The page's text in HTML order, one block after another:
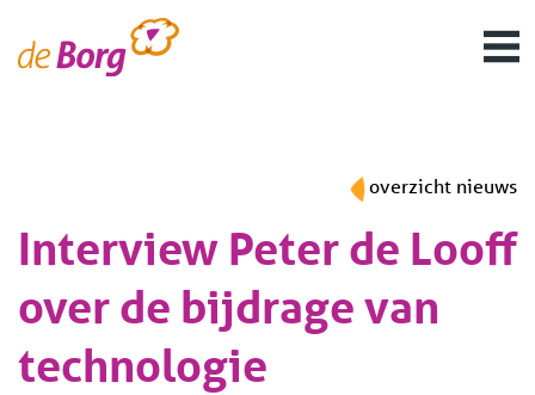
overzicht nieuws
Interview Peter de Looff
over de bijdrage van
technologie